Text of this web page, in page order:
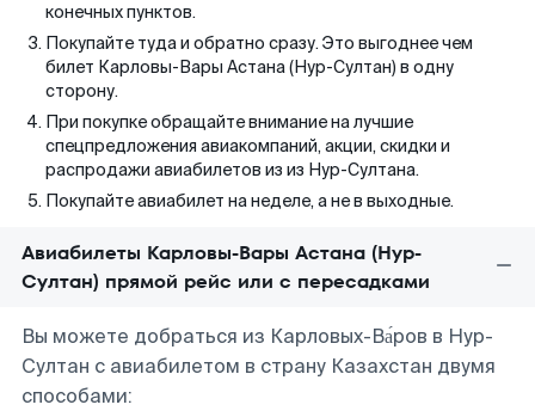
конечных пунктов.
Покупайте туда и обратно сразу. Это выгоднее чем
билет Карловы-Вары Астана (Нур-Султан) в одну
сторону.
При покупке обращайте внимание на лучшие
спецпредложения авиакомпаний, акции, скидки и
распродажи авиабилетов из из Нур-Султана.
Покупайте авиабилет на неделе, а не в выходные.
Авиабилеты Карловы-Вары Астана (Нур-
Султан) прямой рейс или с пересадками
Вы можете добраться из Карловых-Ва́ров в Нур-
Султан с авиабилетом в страну Казахстан двумя
способами: